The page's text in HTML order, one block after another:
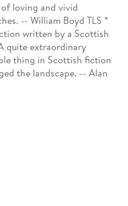
Society.
eighty-five.
of loving and vivid
-- William Boyd TLS *
written by a Scottish
quite extraordinary
thing in Scottish fiction
the landscape. -- Alan